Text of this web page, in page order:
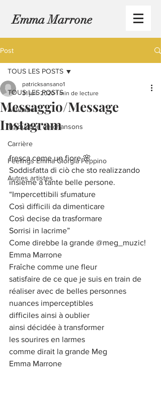
Emma Marrone
Post
TOUS LES POSTS
Actualités
Traduction de chansons
Carrière
Feelings Emma Giorgia Peppino
Autres artistes
TOUS LES POSTS
Messaggio/Message
Instagram
patricksansano1
31 juil. 2020 1 min de lecture
fresca come un fiore 🌸
Soddisfatta di ciò che sto realizzando
insieme a tante belle persone.
“Impercettibili sfumature
Così difficili da dimenticare
Così decise da trasformare
Sorrisi in lacrime”
Come direbbe la grande @meg_muzic!
Emma Marrone
Fraîche comme une fleur
satisfaire de ce que je suis en train de
réaliser avec de belles personnes
nuances imperceptibles
difficiles ainsi à oublier
ainsi décidée à transformer
les sourires en larmes
comme dirait la grande Meg
Emma Marrone